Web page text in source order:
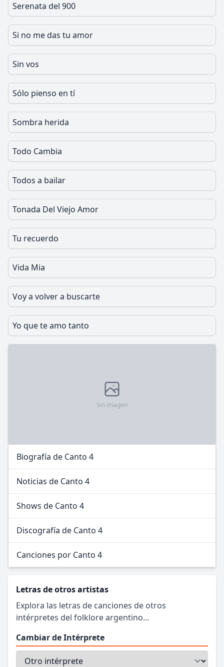
Serenata del 900
Si no me das tu amor
Sin vos
Sólo pienso en tí
Sombra herida
Todo Cambia
Todos a bailar
Tonada Del Viejo Amor
Tu recuerdo
Vida Mia
Voy a volver a buscarte
Yo que te amo tanto
Sin imagen
Biografía de Canto 4
Noticias de Canto 4
Shows de Canto 4
Discografía de Canto 4
Canciones por Canto 4
Letras de otros artistas
Explora las letras de canciones de otros
intérpretes del folklore argentino...
Cambiar de Intérprete